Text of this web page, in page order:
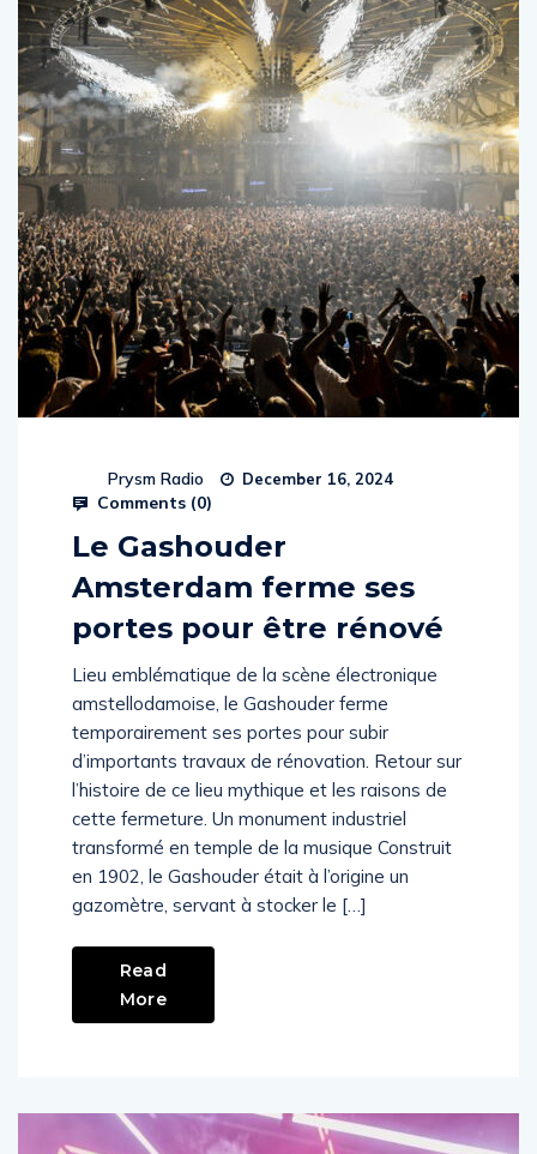
Prysm Radio December 16, 2024
Comments (0)
Le Gashouder
Amsterdam ferme ses
portes pour être rénové
Lieu emblématique de la scène électronique
amstellodamoise, le Gashouder ferme
temporairement ses portes pour subir
d’importants travaux de rénovation. Retour sur
l’histoire de ce lieu mythique et les raisons de
cette fermeture. Un monument industriel
transformé en temple de la musique Construit
en 1902, le Gashouder était à l’origine un
gazomètre, servant à stocker le […]
Read
More